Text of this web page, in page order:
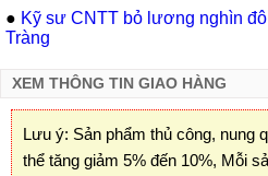
● Kỹ sư CNTT bỏ lương nghìn
Tràng
XEM THÔNG TIN GIAO HÀNG
Lưu ý: Sản phẩm thủ công, nung
thể tăng giảm 5% đến 10%, Mỗi